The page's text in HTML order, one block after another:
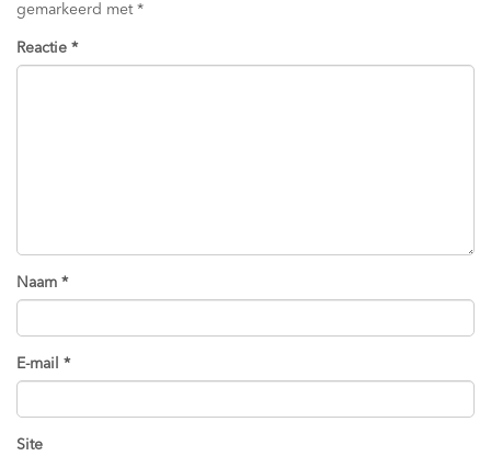
gemarkeerd met *
Reactie *
Naam *
E-mail *
Site